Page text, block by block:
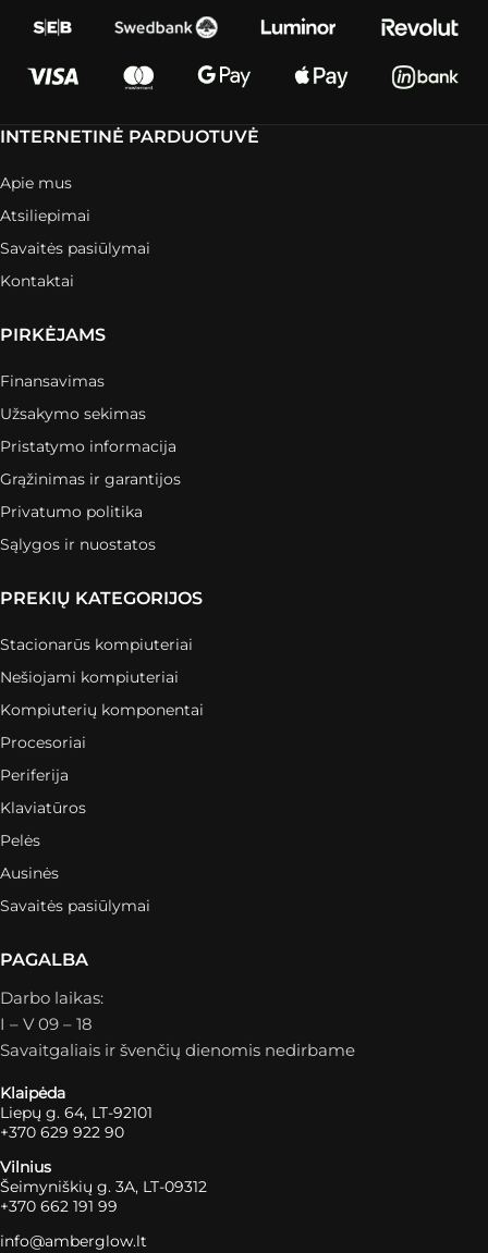
INTERNETINĖ PARDUOTUVĖ
Apie mus
Atsiliepimai
Savaitės pasiūlymai
Kontaktai
PIRKĖJAMS
Finansavimas
Užsakymo sekimas
Pristatymo informacija
Grąžinimas ir garantijos
Privatumo politika
Sąlygos ir nuostatos
PREKIŲ KATEGORIJOS
Stacionarūs kompiuteriai
Nešiojami kompiuteriai
Kompiuterių komponentai
Procesoriai
Periferija
Klaviatūros
Pelės
Ausinės
Savaitės pasiūlymai
PAGALBA
Darbo laikas:
I – V 09 – 18
Savaitgaliais ir švenčių dienomis nedirbame
Klaipėda
Liepų g. 64, LT-92101
+370 629 922 90
Vilnius
Šeimyniškių g. 3A, LT-09312
+370 662 191 99
info@amberglow.lt